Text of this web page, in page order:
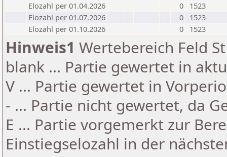
Elozahl per 01.04.2026
0
1523
Elozahl per 01.07.2026
0
1523
Elozahl per 01.10.2026
0 1523
Hinweis1 Wertebereich Feld
blank ... Partie gewertet in
V ... Partie gewertet in
- ... Partie nicht gewertet, da
E ... Partie vorgemerkt zur
Einstiegselozahl in der